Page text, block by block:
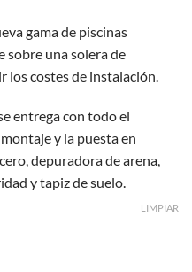
gama de piscinas
sobre una solera de
costes de instalación.
entrega con todo el
y la puesta en
depuradora de arena,
y tapiz de suelo.
LIMPIAR